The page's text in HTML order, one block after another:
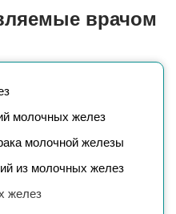
врачом
молочных желез
молочной железы
из молочных желез
желез